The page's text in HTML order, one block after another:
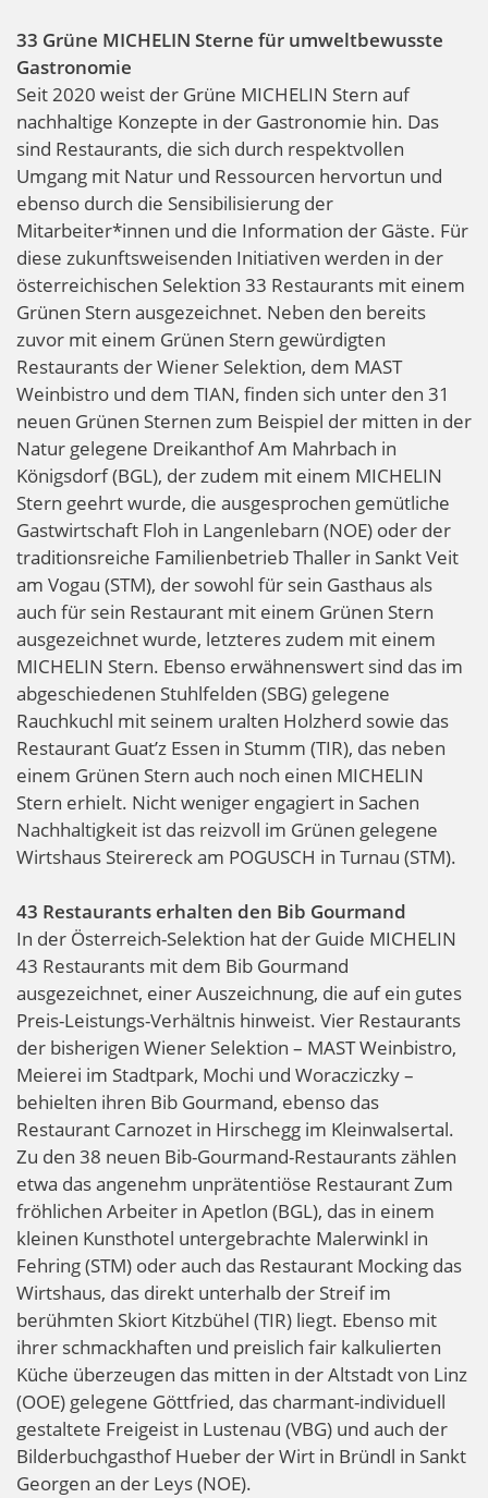
33 Grüne MICHELIN Sterne für umweltbewusste
Gastronomie
Seit 2020 weist der Grüne MICHELIN Stern auf
nachhaltige Konzepte in der Gastronomie hin. Das
sind Restaurants, die sich durch respektvollen
Umgang mit Natur und Ressourcen hervortun und
ebenso durch die Sensibilisierung der
Mitarbeiter*innen und die Information der Gäste. Für
diese zukunftsweisenden Initiativen werden in der
österreichischen Selektion 33 Restaurants mit einem
Grünen Stern ausgezeichnet. Neben den bereits
zuvor mit einem Grünen Stern gewürdigten
Restaurants der Wiener Selektion, dem MAST
Weinbistro und dem TIAN, finden sich unter den 31
neuen Grünen Sternen zum Beispiel der mitten in der
Natur gelegene Dreikanthof Am Mahrbach in
Königsdorf (BGL), der zudem mit einem MICHELIN
Stern geehrt wurde, die ausgesprochen gemütliche
Gastwirtschaft Floh in Langenlebarn (NOE) oder der
traditionsreiche Familienbetrieb Thaller in Sankt Veit
am Vogau (STM), der sowohl für sein Gasthaus als
auch für sein Restaurant mit einem Grünen Stern
ausgezeichnet wurde, letzteres zudem mit einem
MICHELIN Stern. Ebenso erwähnenswert sind das im
abgeschiedenen Stuhlfelden (SBG) gelegene
Rauchkuchl mit seinem uralten Holzherd sowie das
Restaurant Guat’z Essen in Stumm (TIR), das neben
einem Grünen Stern auch noch einen MICHELIN
Stern erhielt. Nicht weniger engagiert in Sachen
Nachhaltigkeit ist das reizvoll im Grünen gelegene
Wirtshaus Steirereck am POGUSCH in Turnau (STM).
43 Restaurants erhalten den Bib Gourmand
In der Österreich-Selektion hat der Guide MICHELIN
43 Restaurants mit dem Bib Gourmand
ausgezeichnet, einer Auszeichnung, die auf ein gutes
Preis-Leistungs-Verhältnis hinweist. Vier Restaurants
der bisherigen Wiener Selektion – MAST Weinbistro,
Meierei im Stadtpark, Mochi und Woracziczky –
behielten ihren Bib Gourmand, ebenso das
Restaurant Carnozet in Hirschegg im Kleinwalsertal.
Zu den 38 neuen Bib-Gourmand-Restaurants zählen
etwa das angenehm unprätentiöse Restaurant Zum
fröhlichen Arbeiter in Apetlon (BGL), das in einem
kleinen Kunsthotel untergebrachte Malerwinkl in
Fehring (STM) oder auch das Restaurant Mocking das
Wirtshaus, das direkt unterhalb der Streif im
berühmten Skiort Kitzbühel (TIR) liegt. Ebenso mit
ihrer schmackhaften und preislich fair kalkulierten
Küche überzeugen das mitten in der Altstadt von Linz
(OOE) gelegene Göttfried, das charmant-individuell
gestaltete Freigeist in Lustenau (VBG) und auch der
Bilderbuchgasthof Hueber der Wirt in Bründl in Sankt
Georgen an der Leys (NOE).